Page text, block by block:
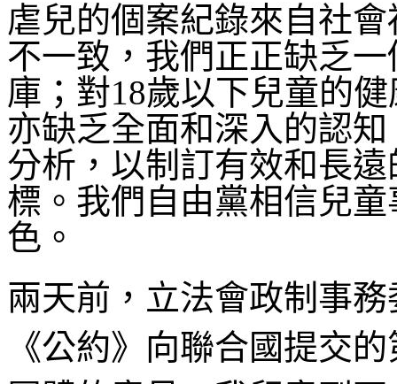
虐兒的個案紀錄來自社
不一致，我們正正缺乏
庫；對18歲以下兒童的
亦缺乏全面和深入的認
分析，以制訂有效和長
標。我們自由黨相信兒
色。
兩天前，立法會政制事
《公約》向聯合國提交